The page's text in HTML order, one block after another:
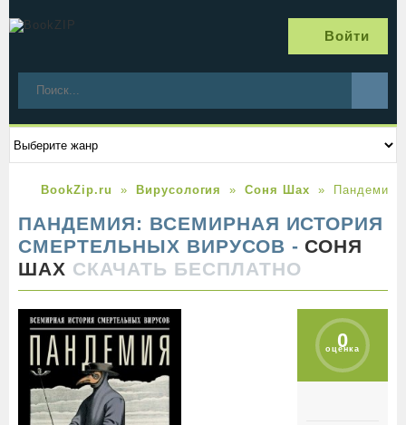
Войти
BookZip.ru Вирусология Соня Шах Пандемия:
ПАНДЕМИЯ: ВСЕМИРНАЯ ИСТОРИЯ
СМЕРТЕЛЬНЫХ ВИРУСОВ - СОНЯ
ШАХ СКАЧАТЬ БЕСПЛАТНО
0
оценка